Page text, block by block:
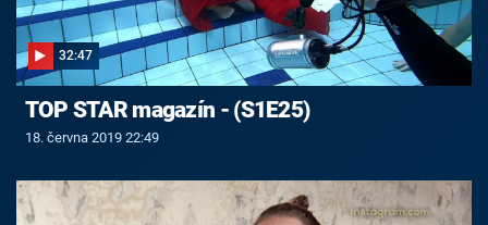
32:47
TOP STAR magazín - (S1E25)
18. června 2019 22:49